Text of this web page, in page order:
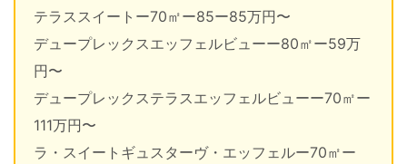
テラススイートー70㎡ー85ー85万円〜
デュープレックスエッフェルビューー80㎡ー59万
円〜
デュープレックステラスエッフェルビューー70㎡ー
111万円〜
ラ・スイートギュスターヴ・エッフェルー70㎡ー